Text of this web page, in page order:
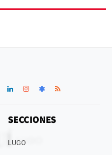
SECCIONES
LUGO